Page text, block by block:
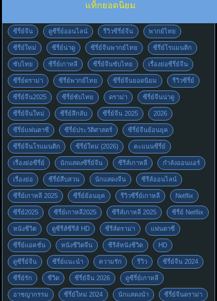
แท็กยอดนิยม
ซีรี่ย์จีน ดูซีรี่ย์ออนไลน์ รีวิวซีรี่ย์จีน พากย์ไทย
ซีรี่ย์ใหม่ ซีรี่ย์น่าดู ซีรี่ย์จีนพากย์ไทย ซีรี่ย์โรแมนติก
ซับไทย ซีรี่ย์เกาหลี ซีรี่ย์จีนซับไทย เรื่องย่อซีรี่ย์จีน
ซีรี่ย์ดราม่า ซีรี่ย์พากย์ไทย ซีรี่ย์จีนยอดนิยม รีวิวซีรี่ย์
ซีรี่ย์จีน2025 ซีรี่ย์ซับไทย ดราม่า ซีรี่ย์จีนน่าดู
ซีรี่ย์จีนใหม่ ซีรี่ย์ลึกลับ ซีรี่ย์จีน 2025 2026
ซีรี่ย์แฟนตาซี ซีรี่ย์ประวัติศาสตร์ ซีรี่ย์จีนย้อนยุค
ซีรี่ย์จีนโรแมนติก ซีรี่ย์ใหม่ (2026) คะแนนซีรี่ย์
เรื่องย่อซีรี่ย์ นักแสดงซีรี่ย์จีน ซีรีส์เกาหลี กำลังออนแอร์
เรื่องย่อ ซีรี่ย์สืบสวน นักแสดงจีน ซีรีส์ออนไลน์
ซีรี่ย์เกาหลี 2025 ซีรี่ย์ย้อนยุค รีวิวซีรี่ย์เกาหลี Netflix
ซีรี่ย์2025 ซีรี่ย์เกาหลี2025 ซีรีส์เกาหลี 2025 ซีรี่ย์ Netflix
หนังชีวิต ดูซีรีส์ซีรีส์ HD ซีรีส์ดราม่า แฟนตาซี
ซีรี่ย์แอคชั่น หนังชีวิตจีน ซีรีส์หนังชีวิต HD
ดูซีรี่ย์จีน ซีรี่ย์แนะนำ ความรัก รีวิว ซีรี่ย์จีน 2024
ซีรี่ย์รัก ชีวิต ซีรี่ย์จีน 2026 ดูซีรี่ย์เกาหลี
อาชญากรรม ซีรี่ย์ใหม่ 2024 นักแสดงนำ ซีรี่ย์จีนดราม่า